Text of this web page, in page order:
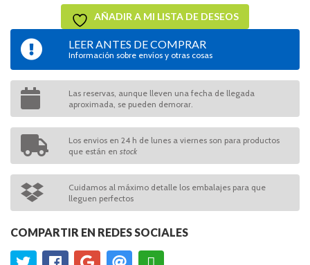
AÑADIR A MI LISTA DE DESEOS
LEER ANTES DE COMPRAR
Información sobre envíos y otras cosas
Las reservas, aunque lleven una fecha de llegada
aproximada, se pueden demorar.
Los envios en 24 h de lunes a viernes son para productos
que están en stock
Cuidamos al máximo detalle los embalajes para que
lleguen perfectos
COMPARTIR EN REDES SOCIALES